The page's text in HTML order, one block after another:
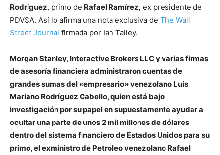
Rodríguez, primo de Rafael Ramírez, ex presidente de
PDVSA. Así lo afirma una nota exclusiva de The Wall
Street Journal firmada por Ian Talley.
Morgan Stanley, Interactive Brokers LLC y varias firmas
de asesoría financiera administraron cuentas de
grandes sumas del «empresario» venezolano Luis
Mariano Rodríguez Cabello, quien está bajo
investigación por su papel en supuestamente ayudar a
ocultar una parte de unos 2 mil millones de dólares
dentro del sistema financiero de Estados Unidos para su
primo, el exministro de Petróleo venezolano Rafael